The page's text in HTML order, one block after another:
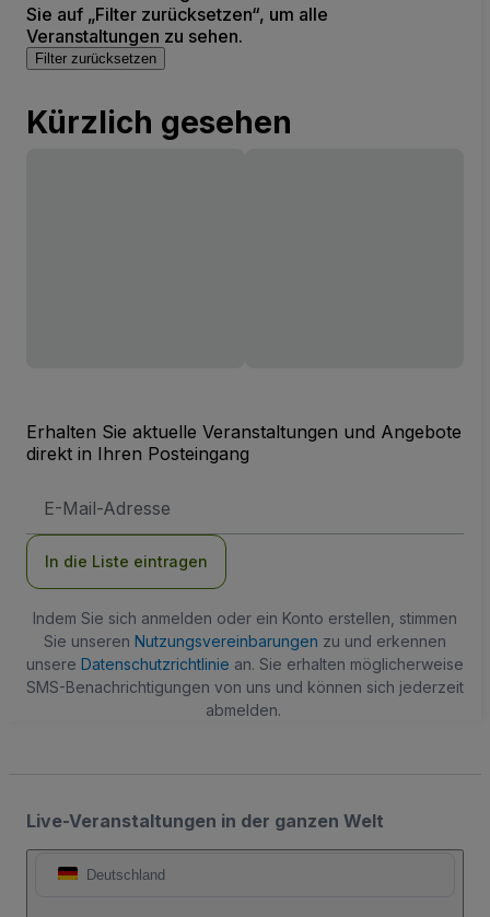
Sie auf „Filter zurücksetzen“, um alle
Veranstaltungen zu sehen.
Filter zurücksetzen
Kürzlich gesehen
Erhalten Sie aktuelle Veranstaltungen und Angebote
direkt in Ihren Posteingang
Mail-
In die Liste eintragen
Indem Sie sich anmelden oder ein Konto erstellen, stimmen
Sie unseren Nutzungsvereinbarungen zu und erkennen
unsere Datenschutzrichtlinie an. Sie erhalten möglicherweise
SMS-Benachrichtigungen von uns und können sich jederzeit
abmelden.
Live-Veranstaltungen in der ganzen Welt
Deutschland